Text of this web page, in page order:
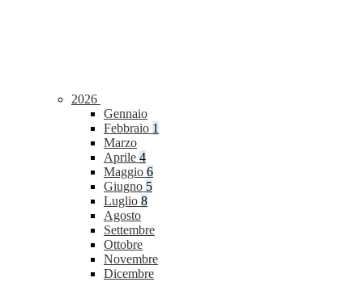
2026
Gennaio
Febbraio 1
Marzo
Aprile 4
Maggio 6
Giugno 5
Luglio 8
Agosto
Settembre
Ottobre
Novembre
Dicembre